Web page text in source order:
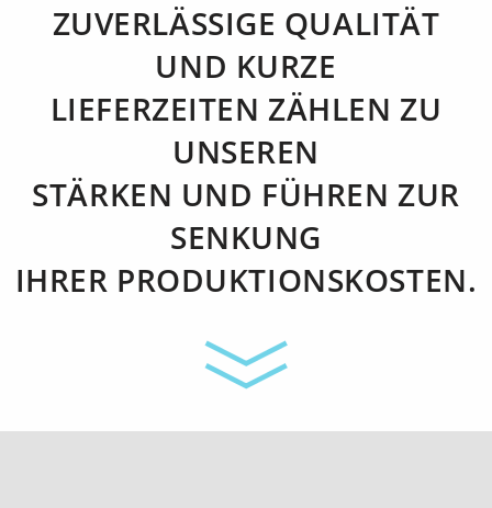
ZUVERLÄSSIGE QUALITÄT
UND KURZE
LIEFERZEITEN ZÄHLEN ZU
UNSEREN
STÄRKEN UND FÜHREN ZUR
SENKUNG
IHRER PRODUKTIONSKOSTEN.